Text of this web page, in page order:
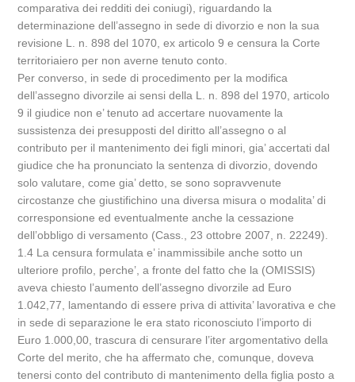
comparativa dei redditi dei coniugi), riguardando la
determinazione dell’assegno in sede di divorzio e non la sua
revisione L. n. 898 del 1070, ex articolo 9 e censura la Corte
territoriaiero per non averne tenuto conto.
Per converso, in sede di procedimento per la modifica
dell’assegno divorzile ai sensi della L. n. 898 del 1970, articolo
9 il giudice non e’ tenuto ad accertare nuovamente la
sussistenza dei presupposti del diritto all’assegno o al
contributo per il mantenimento dei figli minori, gia’ accertati dal
giudice che ha pronunciato la sentenza di divorzio, dovendo
solo valutare, come gia’ detto, se sono sopravvenute
circostanze che giustifichino una diversa misura o modalita’ di
corresponsione ed eventualmente anche la cessazione
dell’obbligo di versamento (Cass., 23 ottobre 2007, n. 22249).
1.4 La censura formulata e’ inammissibile anche sotto un
ulteriore profilo, perche’, a fronte del fatto che la (OMISSIS)
aveva chiesto l’aumento dell’assegno divorzile ad Euro
1.042,77, lamentando di essere priva di attivita’ lavorativa e che
in sede di separazione le era stato riconosciuto l’importo di
Euro 1.000,00, trascura di censurare l’iter argomentativo della
Corte del merito, che ha affermato che, comunque, doveva
tenersi conto del contributo di mantenimento della figlia posto a